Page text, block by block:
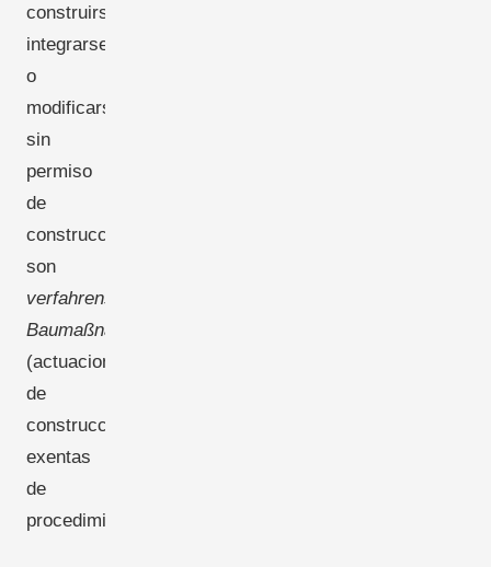
construirse,
integrarse
o
modificarse
sin
permiso
de
construcción:
son
verfahrensfreie
Baumaßnahmen
(actuaciones
de
construcción
exentas
de
procedimiento).